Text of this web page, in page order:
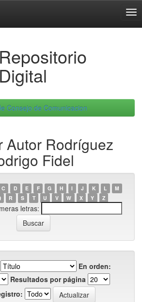
Repositorio
Digital
Consejo de Comunicacion
Autor Rodríguez
Fidel
C D E F G H I J K L
M
R S T U V W X Y Z
letras:
En orden:
Resultados por página